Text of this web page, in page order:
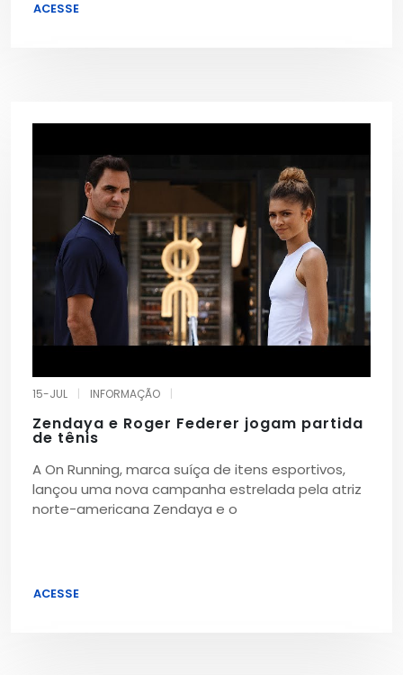
ACESSE
15-JUL INFORMAÇÃO
Zendaya e Roger Federer jogam partida
de tênis
A On Running, marca suíça de itens esportivos,
lançou uma nova campanha estrelada pela atriz
norte-americana Zendaya e o
ACESSE